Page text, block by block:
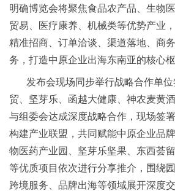
明确博览会将聚焦食品农产品、生物
贸易、医疗康养、机械类等优势产业
精准招商、订单洽谈、渠道落地、商
务，打造中原企业出海东南亚的核心枢
发布会现场同步举行战略合作单位
贸、坚芽乐、函越大健康、神农麦黄
与组委会达成深度战略合作，现场签
构建产业联盟，共同赋能中原企业品
物医药产业园、坚芽乐坚果、东西荟
等优质项目依次进行分享推介，围绕
跨境服务、品牌出海等领域展开深度